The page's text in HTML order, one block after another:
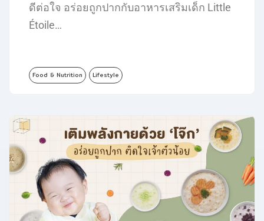
ดีต่อใจ อร่อยถูกปากกับอาหารเสริมเด็ก Little
Étoile…
Food & Nutrition Lifestyle